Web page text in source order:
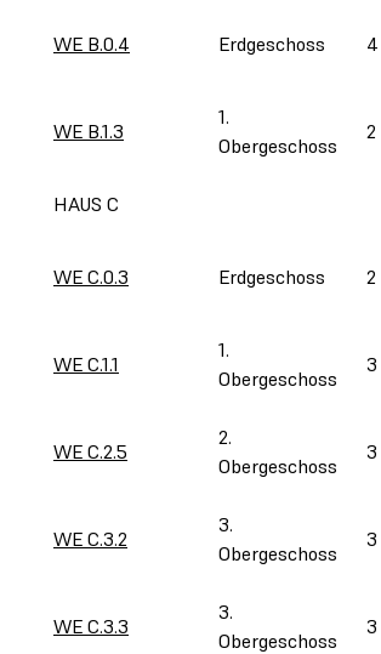
WE B.0.4 Erdgeschoss 4
WE B.1.3
1.
Obergeschoss
2
HAUS C
WE C.0.3 Erdgeschoss 2
WE C.1.1
1.
Obergeschoss
3
WE C.2.5
2.
Obergeschoss
3
WE C.3.2
3.
Obergeschoss
3
WE C.3.3
3.
Obergeschoss
3